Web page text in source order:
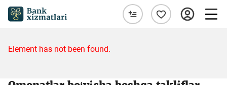
Element has not been found.